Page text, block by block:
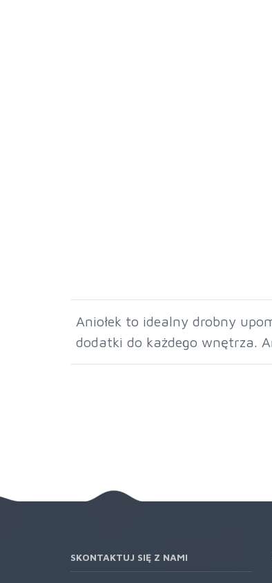
Aniołek to idealny drobny
dodatki do każdego wnętrza.
SKONTAKTUJ SIĘ Z NAMI